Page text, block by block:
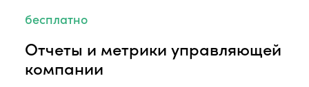
Отчеты и метрики управляющей
компании
бесплатно